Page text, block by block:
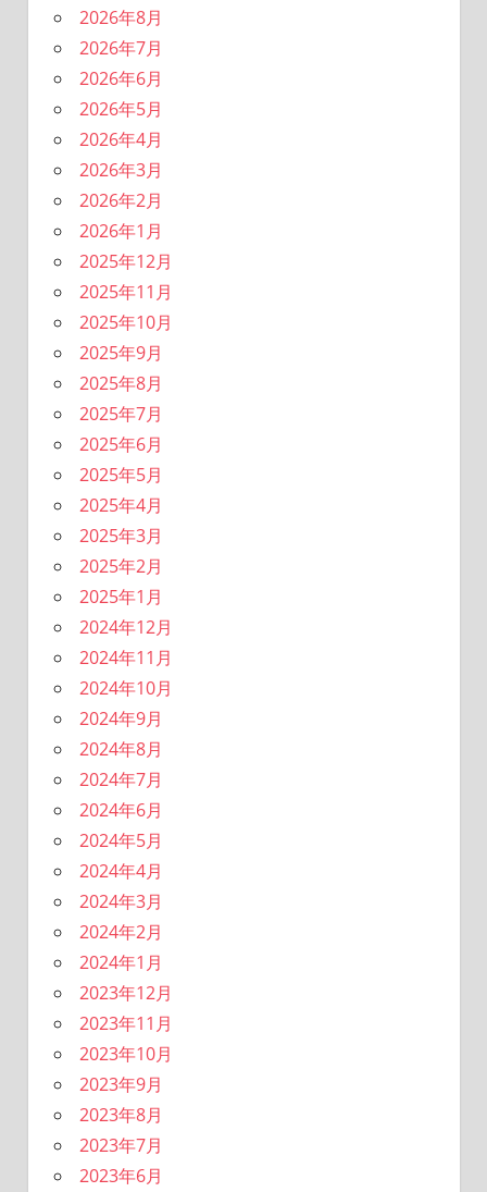
2026年8月
2026年7月
2026年6月
2026年5月
2026年4月
2026年3月
2026年2月
2026年1月
2025年12月
2025年11月
2025年10月
2025年9月
2025年8月
2025年7月
2025年6月
2025年5月
2025年4月
2025年3月
2025年2月
2025年1月
2024年12月
2024年11月
2024年10月
2024年9月
2024年8月
2024年7月
2024年6月
2024年5月
2024年4月
2024年3月
2024年2月
2024年1月
2023年12月
2023年11月
2023年10月
2023年9月
2023年8月
2023年7月
2023年6月